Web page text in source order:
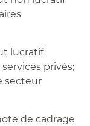
lucratif
privés;
secteur
de cadrage